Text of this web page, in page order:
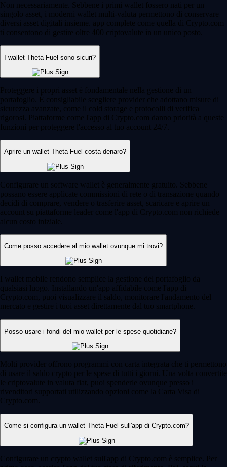
Non necessariamente. Sebbene i primi wallet fossero nati per un
singolo asset, i moderni wallet multi-valuta permettono di conservare
diversi asset digitali insieme. app complete come quella di Crypto.com
ti consentono di gestire oltre 400 criptovalute in un unico posto.
I wallet Theta Fuel sono sicuri?
Proteggere i propri asset è fondamentale nella gestione di un
portafoglio. È consigliabile scegliere provider che adottano misure di
sicurezza avanzate, come il cold storage e protocolli di verifica
rigorosi. Piattaforme come l'app di Crypto.com danno priorità a queste
funzioni per proteggere l'accesso al tuo account 24/7.
Aprire un wallet Theta Fuel costa denaro?
Configurare un software wallet è generalmente gratuito. Sebbene
possano essere applicate commissioni di rete o di transazione quando
decidi di comprare, vendere o trasferire asset, scaricare e aprire un
account su piattaforme leader come l'app di Crypto.com non richiede
alcun costo iniziale.
Come posso accedere al mio wallet ovunque mi trovi?
I wallet mobile rendono semplice la gestione del portafoglio da
qualsiasi luogo. Installando un'app affidabile come l'app di
Crypto.com, puoi visualizzare il saldo, monitorare l'andamento del
mercato e gestire i tuoi asset direttamente dal tuo smartphone.
Posso usare i fondi del mio wallet per le spese quotidiane?
Molti provider offrono programmi con carta integrata che ti permettono
di usare il saldo crypto per le spese di tutti i giorni. Una volta convertite
le criptovalute in valuta fiat, puoi spenderle ovunque presso i
rivenditori supportati utilizzando opzioni come la Carta Visa di
Crypto.com.
Come si configura un wallet Theta Fuel sull'app di Crypto.com?
Configurare un crypto wallet sull'app di Crypto.com è semplice. Per